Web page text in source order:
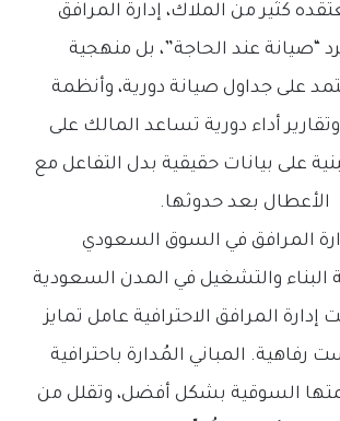
كثير من الملاك، إدارة المرافق
“صيانة عند الحاجة”، بل منهجية
على جداول صيانة دورية، وأنظمة
وتقارير أداء دورية تساعد المالك على
على بيانات حقيقية بدل التفاعل مع
الأعطال بعد حدوثها.
المرافق في السوق السعودي
البناء والتشغيل في المدن السعودية
إدارة المرافق الاحترافية عامل تمايز
رفاهية. المباني المُدارة باحترافية
السوقية بشكل أفضل، وتقلل من